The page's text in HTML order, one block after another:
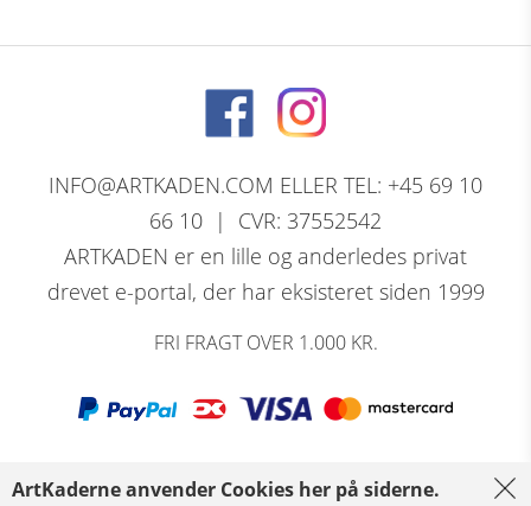
INFO@ARTKADEN.COM ELLER TEL: +45 69 10
66 10 | CVR: 37552542
ARTKADEN er en lille og anderledes privat
drevet e-portal, der har eksisteret siden 1999
FRI FRAGT OVER 1.000 KR.
ArtKaderne anvender Cookies her på siderne.